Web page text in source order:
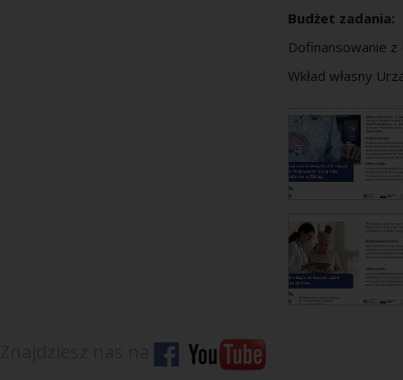
Budżet zadania:
Dofinansowanie z
Wkład własny